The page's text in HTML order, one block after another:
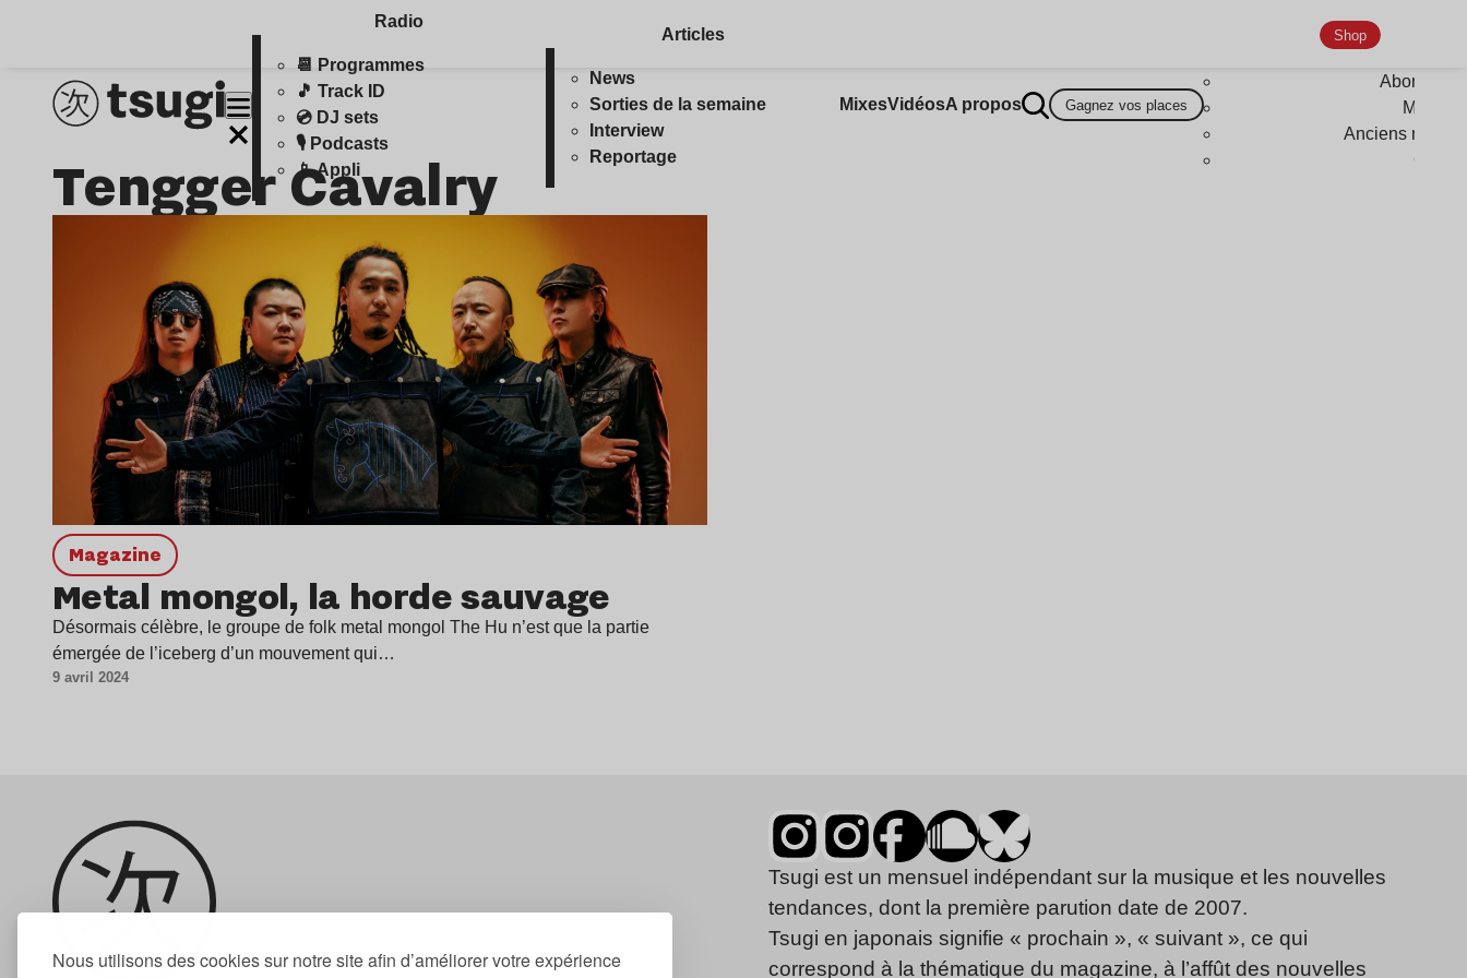
Nous utilisons des cookies sur notre site afin d’améliorer votre expérience
Radio
📆 Programmes
🎵 Track ID
💿 DJ sets
🎙️ Podcasts
📱 Appli
Articles
News
Sorties de la semaine
Interview
Reportage
MixesVidéosA propos Gagnez vos places
Shop
Anciens
Tengger Cavalry
magazine
Metal mongol, la horde sauvage
Désormais célèbre, le groupe de folk metal mongol The Hu n’est que la partie
émergée de l’iceberg d’un mouvement qui…
9 avril 2024
Tsugi est un mensuel indépendant sur la musique et les nouvelles
tendances, dont la première parution date de 2007.
Tsugi en japonais signifie « prochain », « suivant », ce qui
correspond à la thématique du magazine, à l’affût des nouvelles